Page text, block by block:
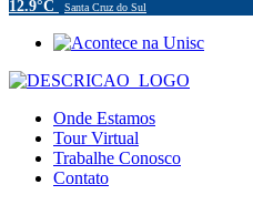
12.9°C Santa Cruz do Sul
Onde Estamos
Tour Virtual
Trabalhe Conosco
Contato